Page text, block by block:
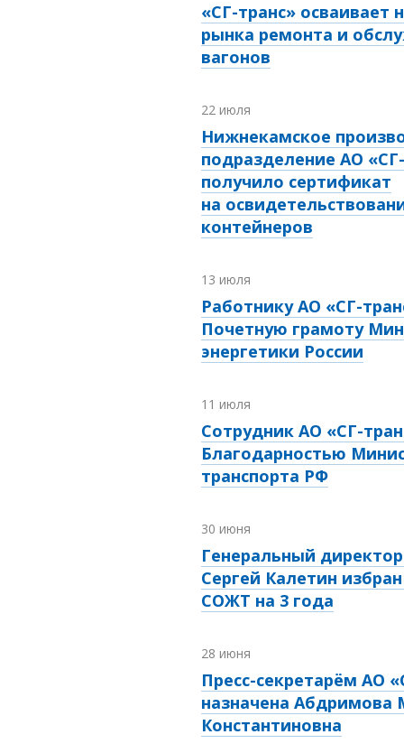
«СГ-транс» осваивает
рынка ремонта и
вагонов
22 июля
Нижнекамское
подразделение АО
получило сертификат
на
контейнеров
13 июля
Работнику АО «СГ-
Почетную грамоту
энергетики России
11 июля
Сотрудник АО «СГ-
Благодарностью
транспорта РФ
30 июня
Генеральный
Сергей Калетин
СОЖТ на 3 года
28 июня
Пресс-секретарём АО
назначена Абдримова
Константиновна